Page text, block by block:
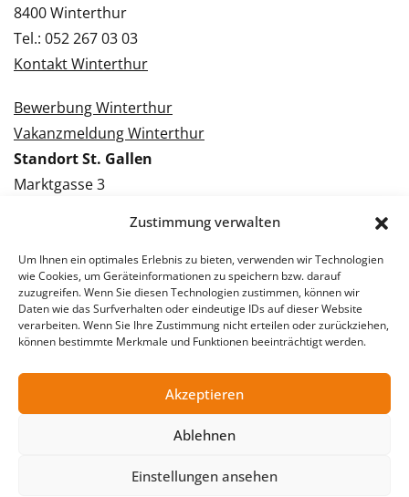
Zustimmung verwalten
Um Ihnen ein optimales Erlebnis zu bieten, verwenden wir Technologien
wie Cookies, um Geräteinformationen zu speichern bzw. darauf
zuzugreifen. Wenn Sie diesen Technologien zustimmen, können wir
Daten wie das Surfverhalten oder eindeutige IDs auf dieser Website
verarbeiten. Wenn Sie Ihre Zustimmung nicht erteilen oder zurückziehen,
können bestimmte Merkmale und Funktionen beeinträchtigt werden.
Akzeptieren
Ablehnen
Einstellungen ansehen
8400 Winterthur
Tel.: 052 267 03 03
Kontakt Winterthur
Bewerbung Winterthur
Vakanzmeldung Winterthur
Standort St. Gallen
Marktgasse 3
Kontakt St. Gallen
Bewerbung St. Gallen
Vakanzmeldung St. Gallen
© 2026 Stellentreff AG
Datenschutzerklärung